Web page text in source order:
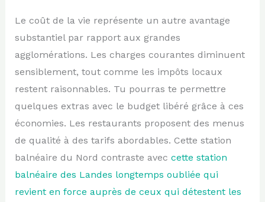
Le coût de la vie représente un autre avantage
substantiel par rapport aux grandes
agglomérations. Les charges courantes diminuent
sensiblement, tout comme les impôts locaux
restent raisonnables. Tu pourras te permettre
quelques extras avec le budget libéré grâce à ces
économies. Les restaurants proposent des menus
de qualité à des tarifs abordables. Cette station
balnéaire du Nord contraste avec cette station
balnéaire des Landes longtemps oubliée qui
revient en force auprès de ceux qui détestent les